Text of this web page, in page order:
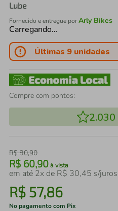
Lube
Fornecido e entregue porArly Bikes
Carregando…
Últimas 9 unidades
Compre com pontos:
2.030
R$80,90
R$ 60,90 à vista
em até 2x de R$ 30,45 s/juros
R$ 57,86
No pagamento com Pix